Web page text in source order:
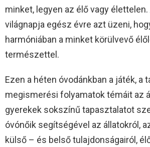
minket, legyen az élő vagy élettelen.
világnapja egész évre azt üzeni,
harmóniában a minket körülvevő
természettel.
Ezen a héten óvodánkban a játék, a
megismerési folyamatok témáit az
gyerekek sokszínű tapasztalatot
óvónőik segítségével az állatokról,
külső – és belső tulajdonságairól,